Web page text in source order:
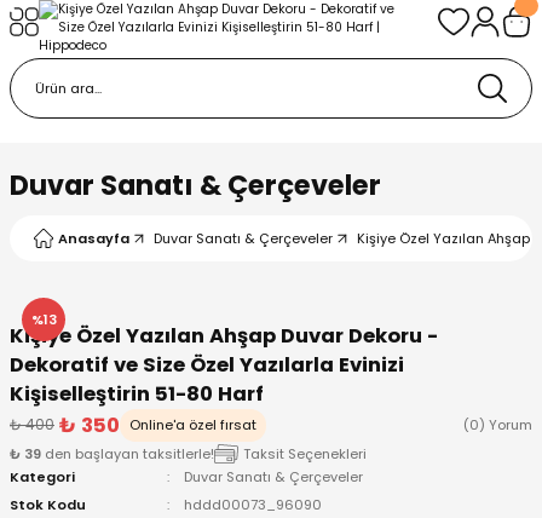
Duvar Sanatı & Çerçeveler
Anasayfa Duvar Sanatı & Çerçeveler Kişiye Özel Yazılan Ahşap
%13
Kişiye Özel Yazılan Ahşap Duvar Dekoru -
Dekoratif ve Size Özel Yazılarla Evinizi
Kişiselleştirin 51-80 Harf
₺ 400 ₺ 350 Online'a özel fırsat
(0) Yorum
₺ 39 den başlayan taksitlerle!
Taksit Seçenekleri
Kategori
Duvar Sanatı & Çerçeveler
Stok Kodu
hddd00073_96090
Geri Dön
& Çerçeveler
Geri Dön
& Biblo
Geri Dön
& Hediyelikler